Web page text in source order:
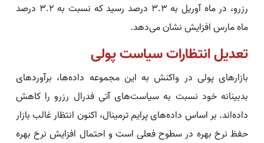
رزرو، در ماه آوریل به ۳.۳ درصد رسید که نسبت به ۳.۲ درصد
ماه مارس افزایش نشان می‌دهد.
تعدیل انتظارات سیاست پولی
بازارهای پولی در واکنش به این مجموعه داده‌ها، برآوردهای
بدبینانه خود نسبت به سیاست‌های آتی فدرال رزرو را کاهش
داده‌اند. بر اساس داده‌های پرایم ترمینال، اکنون انتظار غالب بازار
حفظ نرخ بهره در سطوح فعلی است و احتمال افزایش نرخ بهره